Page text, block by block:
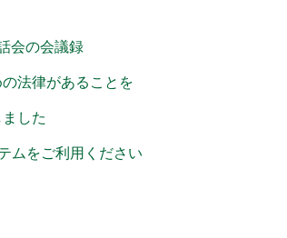
会の会議録
法律があることを
した
ムをご利用ください